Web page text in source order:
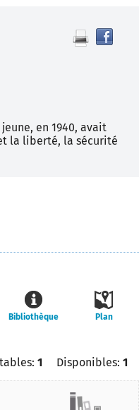
en 1940, avait
la liberté, la sécurité
Plan
Bibliothèque
1 Disponibles: 1